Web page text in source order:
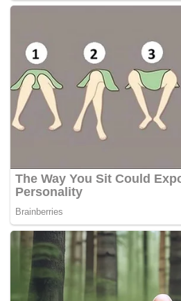
sekitar Jalan Esfahan hingga
Tags: Jalan TAR Khalid Samad